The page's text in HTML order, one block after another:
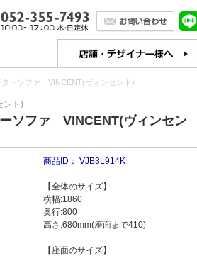
ターソファ VINCENT(ヴィンセント)
ント)
ソファ VINCENT(ヴィンセン
商品ID： VJB3L914K
【全体のサイズ】
横幅:1860
奥行:800
高さ:680mm(座面まで410)
【座面のサイズ】